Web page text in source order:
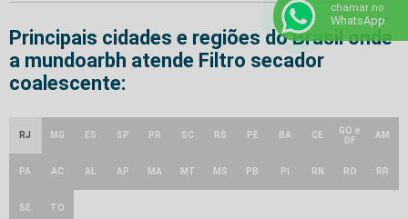
Principais cidades e regiões do Brasil onde
a mundoarbh atende Filtro secador
coalescente:
RJ MG ES SP PR SC RS PE BA CE
GO e
DF
AM
PA AC AL AP MA MT MS PB PI RN RO RR
SE TO
chamar no
WhatsApp